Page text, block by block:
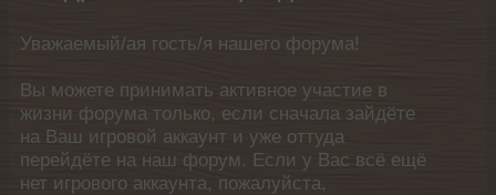
Уважаемый/ая гость/я нашего форума!
Вы можете принимать активное участие в
жизни форума только, если сначала зайдёте
на Ваш игровой аккаунт и уже оттуда
перейдёте на наш форум. Если у Вас всё ещё
нет игрового аккаунта, пожалуйста,